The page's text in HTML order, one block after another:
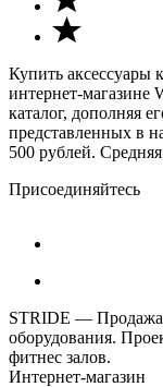
Купить аксессуары
интернет-магазине
каталог, дополняя
представленных в
500 рублей.
Присоединяйтесь
STRIDE — Продажа
оборудования.
фитнес залов.
Интернет-магазин